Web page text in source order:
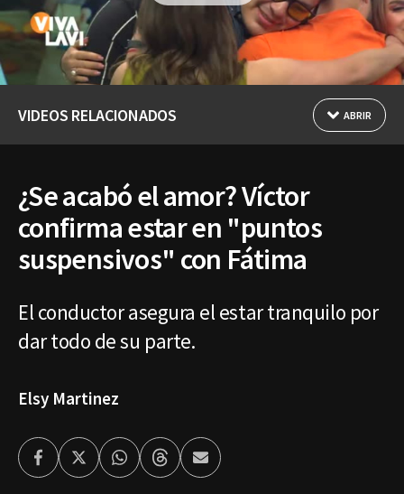
VIDEOS RELACIONADOS ABRIR
¿Se acabó el amor? Víctor
confirma estar en "puntos
suspensivos" con Fátima
El conductor asegura el estar tranquilo por
dar todo de su parte.
Elsy Martinez
FacebookTwitterWhatsappThreadsEnviar
por